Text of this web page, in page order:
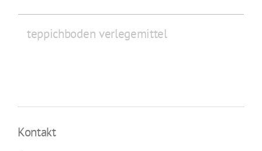
teppichboden verlegemittel
Kontakt